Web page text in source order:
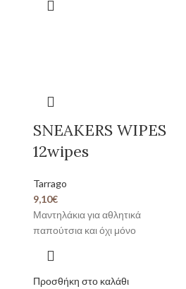
SNEAKERS WIPES
12wipes
Tarrago
9,10€
Μαντηλάκια για αθλητικά
παπούτσια και όχι μόνο
Προσθήκη στο καλάθι